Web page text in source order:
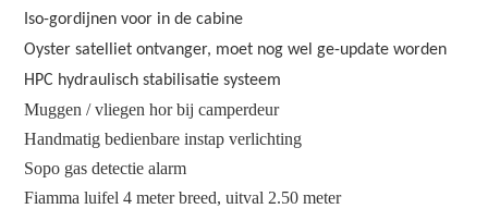
Iso-gordijnen voor in de cabine
Oyster satelliet ontvanger, moet nog wel ge-update worden
HPC hydraulisch stabilisatie systeem
Muggen / vliegen hor bij camperdeur
Handmatig bedienbare instap verlichting
Sopo gas detectie alarm
Fiamma luifel 4 meter breed, uitval 2.50 meter